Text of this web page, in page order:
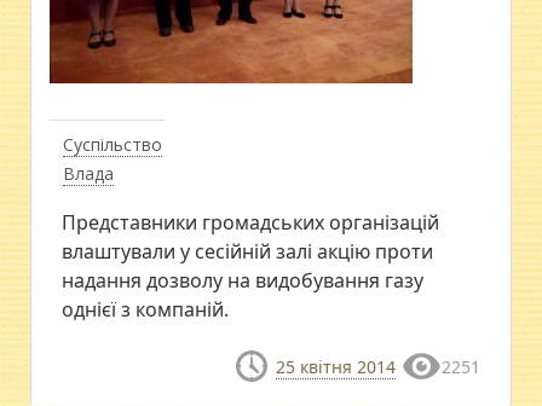
Суспільство
Влада
Представники громадських організацій
влаштували у сесійній залі акцію проти
надання дозволу на видобування газу
однієї з компаній.
25 квітня 2014 2251